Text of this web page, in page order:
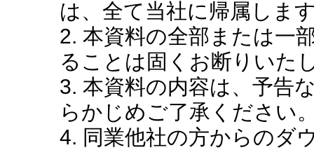
は、全て当社に帰属しま
2. 本資料の全部または一
ることは固くお断りいた
3. 本資料の内容は、予告
らかじめご了承ください
4. 同業他社の方からのダ